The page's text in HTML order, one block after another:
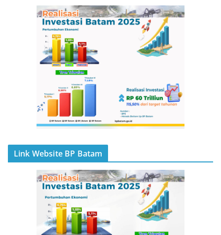
Link Website BP Batam